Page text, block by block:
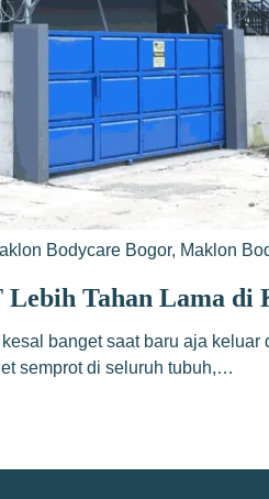
Bodycare Bogor, Maklon
Tahan Lama di
banget saat baru aja
semprot di seluruh tubuh,…